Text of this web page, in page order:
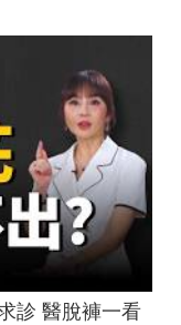
診 醫脫褲一看